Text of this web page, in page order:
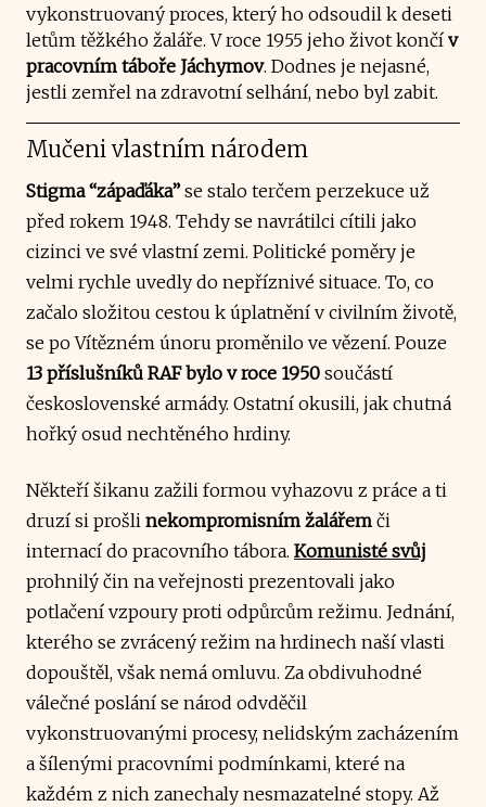
vykonstruovaný proces, který ho odsoudil k deseti
letům těžkého žaláře. V roce 1955 jeho život končí v
pracovním táboře Jáchymov. Dodnes je nejasné,
jestli zemřel na zdravotní selhání, nebo byl zabit.
Mučeni vlastním národem
Stigma “zápaďáka” se stalo terčem perzekuce už
před rokem 1948. Tehdy se navrátilci cítili jako
cizinci ve své vlastní zemi. Politické poměry je
velmi rychle uvedly do nepříznivé situace. To, co
začalo složitou cestou k úplatnění v civilním životě,
se po Vítězném únoru proměnilo ve vězení. Pouze
13 příslušníků RAF bylo v roce 1950 součástí
československé armády. Ostatní okusili, jak chutná
hořký osud nechtěného hrdiny.
Někteří šikanu zažili formou vyhazovu z práce a ti
druzí si prošli nekompromisním žalářem či
internací do pracovního tábora. Komunisté svůj
prohnilý čin na veřejnosti prezentovali jako
potlačení vzpoury proti odpůrcům režimu. Jednání,
kterého se zvrácený režim na hrdinech naší vlasti
dopouštěl, však nemá omluvu. Za obdivuhodné
válečné poslání se národ odvděčil
vykonstruovanými procesy, nelidským zacházením
a šílenými pracovními podmínkami, které na
každém z nich zanechaly nesmazatelné stopy. Až